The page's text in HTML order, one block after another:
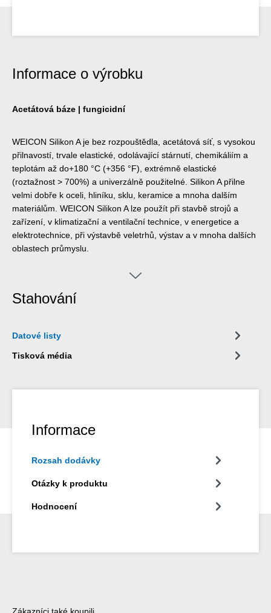
Informace o výrobku
Acetátová báze | fungicidní
WEICON Silikon A je bez rozpouštědla, acetátová síť, s vysokou
přilnavostí, trvale elastické, odolávající stárnutí, chemikáliím a
teplotám až do+180 °C (+356 °F), extrémně elastické
(roztažnost > 700%) a univerzálně použitelné. Silikon A přilne
velmi dobře k oceli, hliníku, sklu, keramice a mnoha dalším
materiálům. WEICON Silikon A lze použít při stavbě strojů a
zařízení, v klimatizační a ventilační technice, v energetice a
elektrotechnice, při výstavbě veletrhů, výstav a v mnoha dalších
oblastech průmyslu.
Stahování
Datové listy
Tisková média
Informace
Rozsah dodávky
Otázky k produktu
Hodnocení
Přeskočit galerii produktů
Zákazníci také koupili